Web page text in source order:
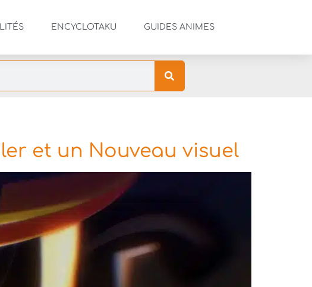
ENCYCLOTAKU GUIDES ANIMES
et un Nouveau visuel